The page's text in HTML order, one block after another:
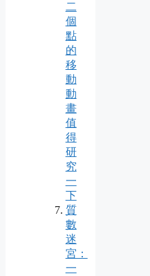
二
個
點
的
移
動
動
畫
值
得
研
究
一
下
質
數
迷
宮：
一